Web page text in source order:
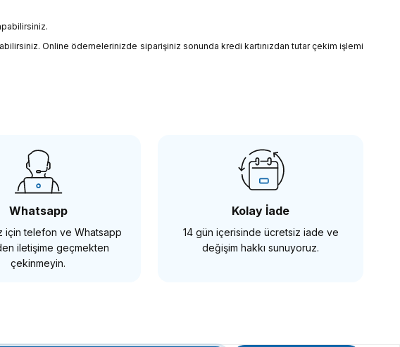
Online ödemelerinizde siparişiniz sonunda kredi kartınızdan tutar çekim işlemi
Whatsapp
için telefon ve Whatsapp
iletişime geçmekten
çekinmeyin.
Kolay İade
14 gün içerisinde ücretsiz iade ve
değişim hakkı sunuyoruz.